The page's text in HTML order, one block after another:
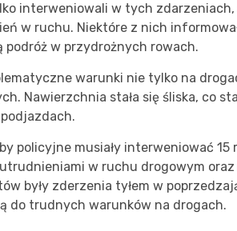
interweniowali w tych zdarzeniach,
w ruchu. Niektóre z nich
podróż w przydrożnych rowach.
warunki nie tylko na
Nawierzchnia stała się śliska, co
policyjne musiały interweniować
w ruchu drogowym
były zderzenia tyłem w
do trudnych warunków na drogach.